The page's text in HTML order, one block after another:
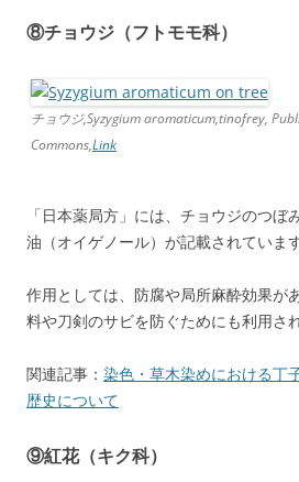
⑧チョウジ（フトモモ科）
チョウジ,Syzygium aromaticum,tinofrey,
Commons,Link
「日本薬局方」には、チョウジのつぼ
油（オイゲノール）が記載されています
作用としては、防腐や局所麻酔効果が
料や刀剣のサビを防ぐためにも利用さ
関連記事： 染色・草木染めにおける丁
歴史について
⑨紅花（キク科）